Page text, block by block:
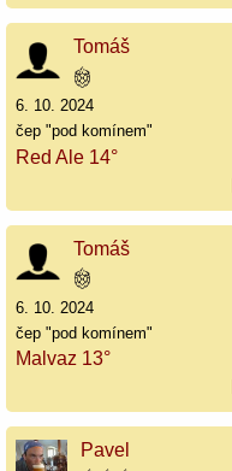
Tomáš
6. 10. 2024
čep "pod komínem"
Red Ale 14°
Tomáš
6. 10. 2024
čep "pod komínem"
Malvaz 13°
Pavel